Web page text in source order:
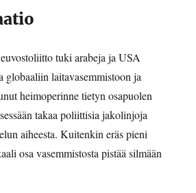
tuki arabeja ja USA
globaaliin laitavasemmistoon ja
heimoperinne tietyn osapuolen
takaa poliittisia jakolinjoja
aiheesta. Kuitenkin eräs pieni
osa vasemmistosta pistää silmään